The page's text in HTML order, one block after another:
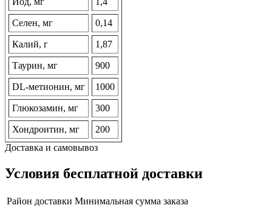
Селен, мг 0,14
Калий, г 1,87
Таурин, мг 900
DL-метионин, мг 1000
Глюкозамин, мг 300
Хондроитин, мг
200
Доставка и самовывоз
Условия бесплатной доставки
Район доставки Минимальная сумма заказа